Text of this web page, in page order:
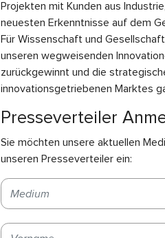
Projekten mit Kunden aus
neuesten Erkenntnisse auf dem
Für Wissenschaft und
unseren wegweisenden
zurückgewinnt und die
innovationsgetriebenen Marktes
Presseverteiler
Sie möchten unsere aktuellen
unseren Presseverteiler ein: